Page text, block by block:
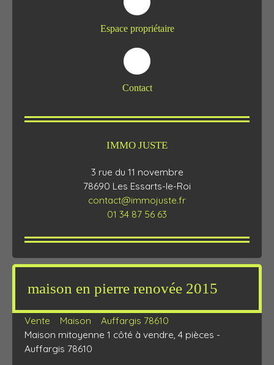
Espace propriétaire
Contact
IMMO JUSTE
3 rue du 11 novembre
78690 Les Essarts-le-Roi
contact@immojuste.fr
01 34 87 56 63
maison en pierre renovée 2015
Vente Maison
Auffargis 78610
Maison mitoyenne 1 côté à vendre, 4 pièces -
Auffargis 78610